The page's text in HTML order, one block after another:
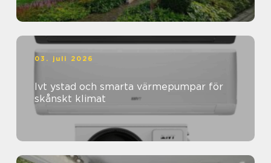
03. juli 2026
Ivt ystad och smarta värmepumpar för
skånskt klimat